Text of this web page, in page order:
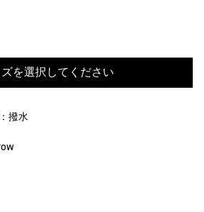
を選択してください
撥水